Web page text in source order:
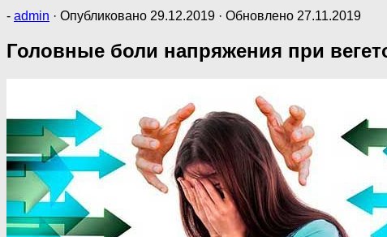
- admin · Опубликовано 29.12.2019 · Обновлено 27.11.2019
Головные боли напряжения при